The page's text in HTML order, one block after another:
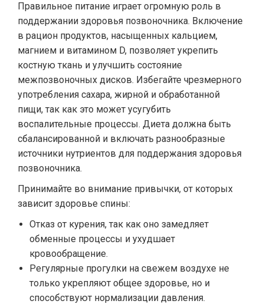
Правильное питание играет огромную роль в
поддержании здоровья позвоночника. Включение
в рацион продуктов, насыщенных кальцием,
магнием и витамином D, позволяет укрепить
костную ткань и улучшить состояние
межпозвоночных дисков. Избегайте чрезмерного
употребления сахара, жирной и обработанной
пищи, так как это может усугубить
воспалительные процессы. Диета должна быть
сбалансированной и включать разнообразные
источники нутриентов для поддержания здоровья
позвоночника.
Принимайте во внимание привычки, от которых
зависит здоровье спины:
Отказ от курения, так как оно замедляет
обменные процессы и ухудшает
кровообращение.
Регулярные прогулки на свежем воздухе не
только укрепляют общее здоровье, но и
способствуют нормализации давления.